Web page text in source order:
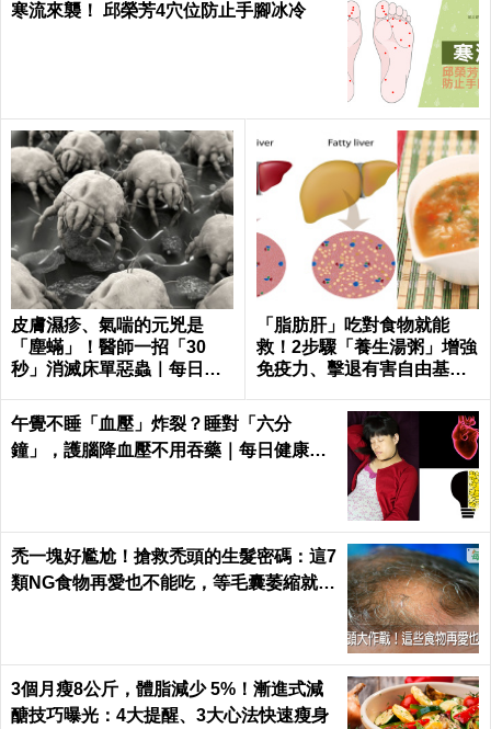
寒流來襲！ 邱榮芳4穴位防止手腳冰冷
皮膚濕疹、氣喘的元兇是
「塵蟎」！醫師一招「30
秒」消滅床單惡蟲｜每日健
「脂肪肝」吃對食物就能
救！2步驟「養生湯粥」增強
免疫力、擊退有害自由基｜
午覺不睡「血壓」炸裂？睡對「六分
鐘」，護腦降血壓不用吞藥｜每日健康He
禿一塊好尷尬！搶救禿頭的生髮密碼：這7
類NG食物再愛也不能吃，等毛囊萎縮就來
3個月瘦8公斤，體脂減少 5%！漸進式減
醣技巧曝光：4大提醒、3大心法快速瘦身